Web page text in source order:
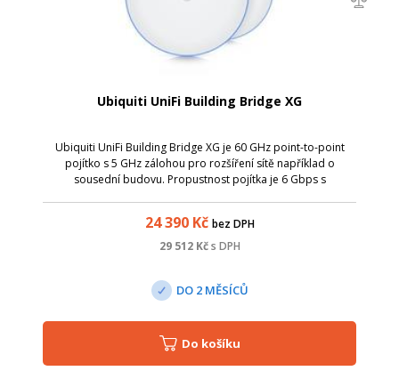
Ubiquiti UniFi Building Bridge XG
Ubiquiti UniFi Building Bridge XG je 60 GHz point-to-point
pojítko s 5 GHz zálohou pro rozšíření sítě například o
sousední budovu. Propustnost pojítka je 6 Gbps s
24 390Kč bez DPH
29 512Kč s DPH
DO 2 MĚSÍCŮ
Do košíku